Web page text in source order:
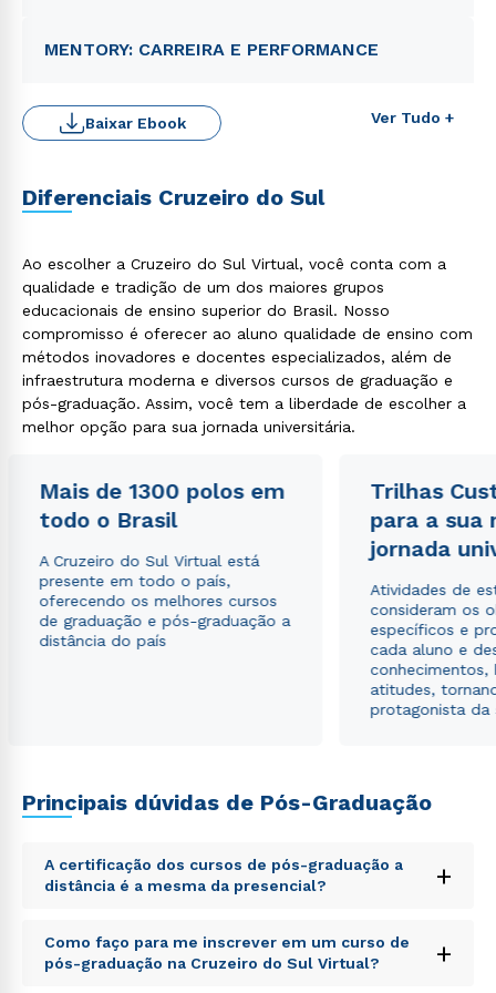
MENTORY: CARREIRA E PERFORMANCE
Ver Tudo +
Baixar Ebook
Diferenciais Cruzeiro do Sul
Ao escolher a Cruzeiro do Sul Virtual, você conta com a
qualidade e tradição de um dos maiores grupos
educacionais de ensino superior do Brasil. Nosso
compromisso é oferecer ao aluno qualidade de ensino com
métodos inovadores e docentes especializados, além de
infraestrutura moderna e diversos cursos de graduação e
pós-graduação. Assim, você tem a liberdade de escolher a
melhor opção para sua jornada universitária.
Mais de 1300 polos em
todo o Brasil
A Cruzeiro do Sul Virtual está
presente em todo o país,
oferecendo os melhores cursos
de graduação e pós-graduação a
distância do país
Trilhas
para a sua
jornada
Atividades de
consideram os
específicos e
cada aluno e
conhecimentos,
atitudes,
protagonista da
Principais dúvidas de Pós-Graduação
A certificação dos cursos de pós-graduação a
distância é a mesma da presencial?
+
Sed ut perspiciatis unde omnis iste natus error sit
voluptatem accusantium doloremque laudantium,
totam rem aperiam, eaque ipsa quae ab illo inventore
Como faço para me inscrever em um curso de
pós-graduação na Cruzeiro do Sul Virtual?
+
Rápido e fácil
WhatsApp
ou
Política de Privacidade.e
autorizo que meus dados sejam utilizados para o
envio de conteúdos da Cruzeiro do Sul.